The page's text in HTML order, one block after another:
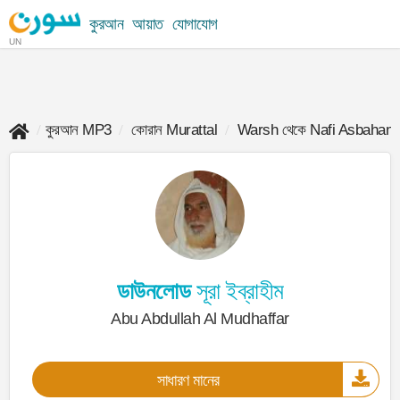
UN
কুরআন আয়াত যোগাযোগ
কুরআন MP3 কোরান Murattal Warsh থেকে Nafi Asbahani
ডাউনলোডসূরা ইব্রাহীম
Abu Abdullah Al Mudhaffar
সাধারণ মানের